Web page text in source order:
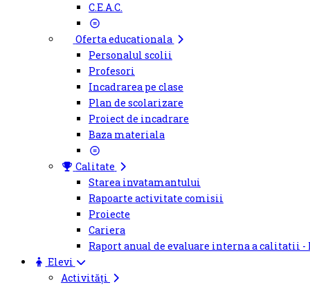
C.E.A.C.
Oferta educationala
Personalul scolii
Profesori
Incadrarea pe clase
Plan de scolarizare
Proiect de incadrare
Baza materiala
Calitate
Starea invatamantului
Rapoarte activitate comisii
Proiecte
Cariera
Raport anual de evaluare interna a calitatii -
Elevi
Activități